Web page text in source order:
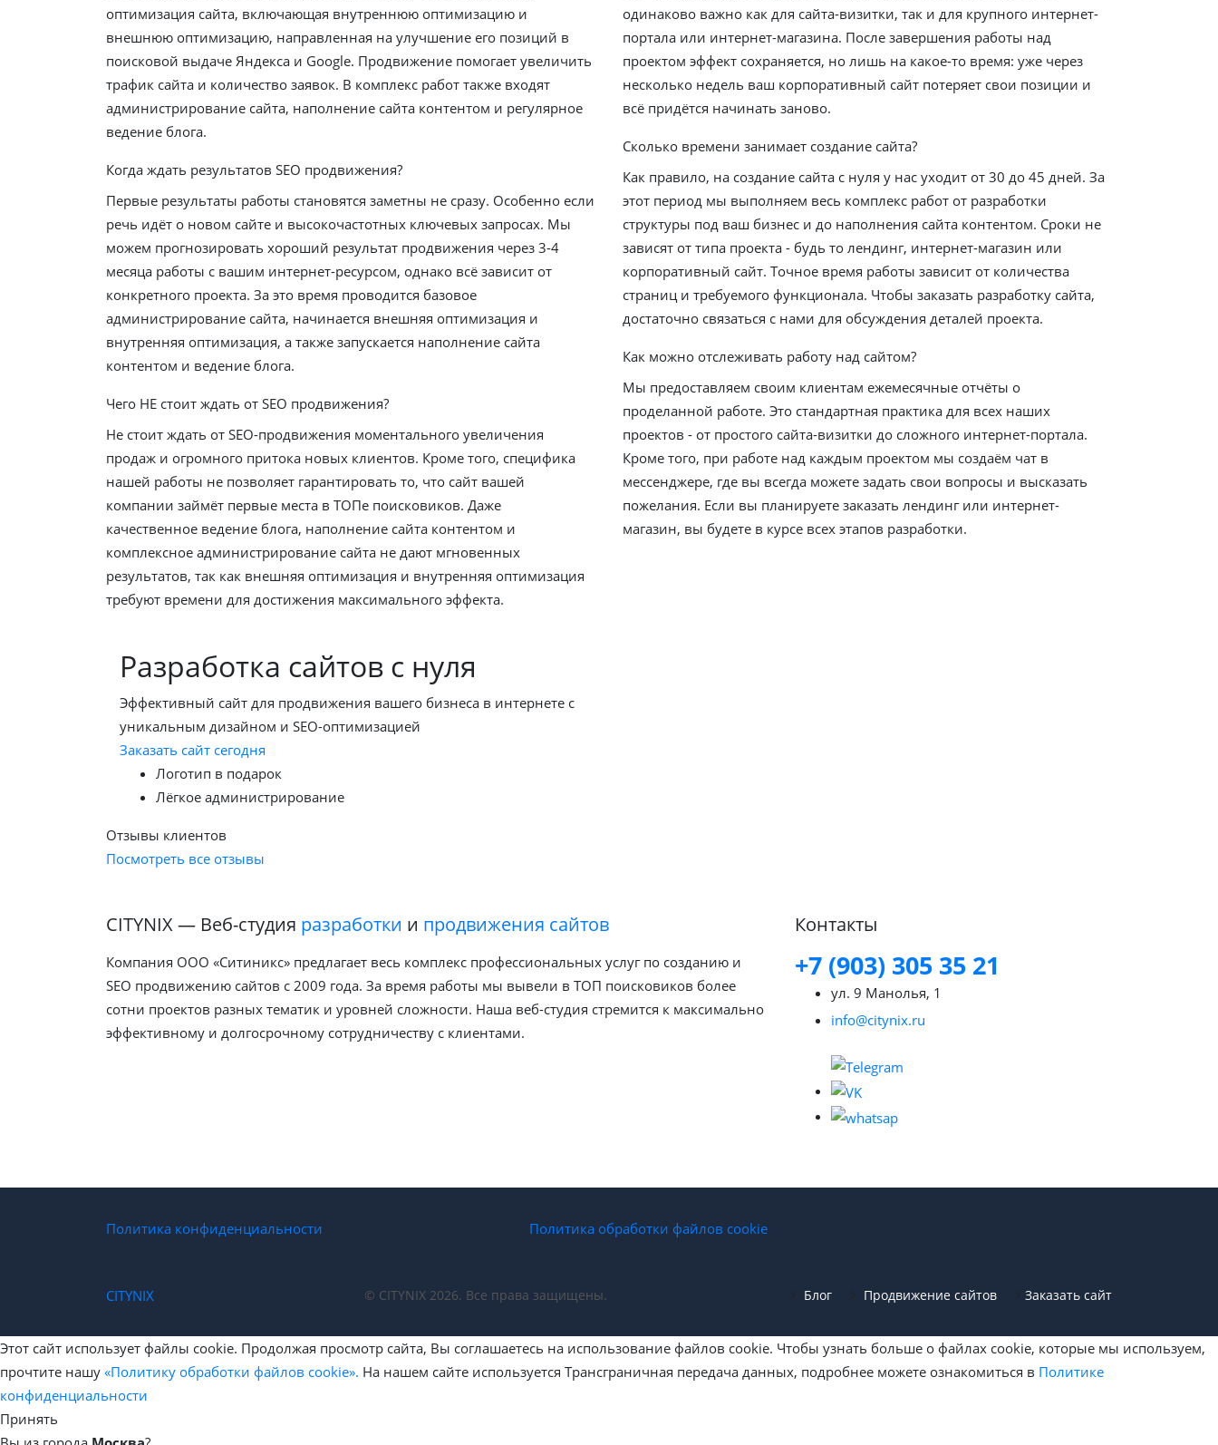
оптимизация сайта, включающая внутреннюю оптимизацию и
внешнюю оптимизацию, направленная на улучшение его позиций в
поисковой выдаче Яндекса и Google. Продвижение помогает увеличить
трафик сайта и количество заявок. В комплекс работ также входят
администрирование сайта, наполнение сайта контентом и регулярное
ведение блога.
Когда ждать результатов SEO продвижения?
Первые результаты работы становятся заметны не сразу. Особенно если
речь идёт о новом сайте и высокочастотных ключевых запросах. Мы
можем прогнозировать хороший результат продвижения через 3-4
месяца работы с вашим интернет-ресурсом, однако всё зависит от
конкретного проекта. За это время проводится базовое
администрирование сайта, начинается внешняя оптимизация и
внутренняя оптимизация, а также запускается наполнение сайта
контентом и ведение блога.
Чего НЕ стоит ждать от SEO продвижения?
Не стоит ждать от SEO-продвижения моментального увеличения
продаж и огромного притока новых клиентов. Кроме того, специфика
нашей работы не позволяет гарантировать то, что сайт вашей
компании займёт первые места в ТОПе поисковиков. Даже
качественное ведение блога, наполнение сайта контентом и
комплексное администрирование сайта не дают мгновенных
результатов, так как внешняя оптимизация и внутренняя оптимизация
требуют времени для достижения максимального эффекта.
одинаково важно как для сайта-визитки, так и для крупного интернет-
портала или интернет-магазина. После завершения работы над
проектом эффект сохраняется, но лишь на какое-то время: уже через
несколько недель ваш корпоративный сайт потеряет свои позиции и
всё придётся начинать заново.
Сколько времени занимает создание сайта?
Как правило, на создание сайта с нуля у нас уходит от 30 до 45 дней. За
этот период мы выполняем весь комплекс работ от разработки
структуры под ваш бизнес и до наполнения сайта контентом. Сроки не
зависят от типа проекта - будь то лендинг, интернет-магазин или
корпоративный сайт. Точное время работы зависит от количества
страниц и требуемого функционала. Чтобы заказать разработку сайта,
достаточно связаться с нами для обсуждения деталей проекта.
Как можно отслеживать работу над сайтом?
Мы предоставляем своим клиентам ежемесячные отчёты о
проделанной работе. Это стандартная практика для всех наших
проектов - от простого сайта-визитки до сложного интернет-портала.
Кроме того, при работе над каждым проектом мы создаём чат в
мессенджере, где вы всегда можете задать свои вопросы и высказать
пожелания. Если вы планируете заказать лендинг или интернет-
магазин, вы будете в курсе всех этапов разработки.
Разработка сайтов с нуля
Эффективный сайт для продвижения вашего бизнеса в интернете с
уникальным дизайном и SEO-оптимизацией
Заказать сайт сегодня
Логотип в подарок
Лёгкое администрирование
Отзывы клиентов
Посмотреть все отзывы
CITYNIX — Веб-студия разработки и продвижения сайтов
Компания ООО «Ситиникс» предлагает весь комплекс профессиональных услуг по созданию и
SEO продвижению сайтов с 2009 года. За время работы мы вывели в ТОП поисковиков более
сотни проектов разных тематик и уровней сложности. Наша веб-студия стремится к максимально
эффективному и долгосрочному сотрудничеству с клиентами.
Контакты
+7 (903) 305 35 21
ул. 9 Манолья, 1
info@citynix.ru
Политика конфиденциальности Политика обработки файлов cookie
CITYNIX © CITYNIX 2026. Все права защищены. Блог Продвижение сайтов Заказать сайт
Этот сайт использует файлы cookie. Продолжая просмотр сайта, Вы соглашаетесь на использование файлов cookie. Чтобы узнать больше о файлах cookie, которые мы используем,
прочтите нашу «Политику обработки файлов cookie». На нашем сайте используется Трансграничная передача данных, подробнее можете ознакомиться в Политике
конфиденциальности
Принять